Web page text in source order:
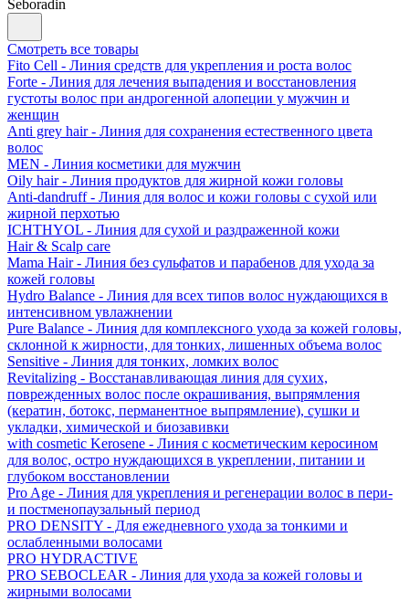
Seboradin
Смотреть все товары
Fito Cell - Линия средств для укрепления и роста волос
Forte - Линия для лечения выпадения и восстановления
густоты волос при андрогенной алопеции у мужчин и
женщин
Anti grey hair - Линия для сохранения естественного цвета
волос
MEN - Линия косметики для мужчин
Oily hair - Линия продуктов для жирной кожи головы
Anti-dandruff - Линия для волос и кожи головы с сухой или
жирной перхотью
ICHTHYOL - Линия для сухой и раздраженной кожи
Hair & Scalp care
Mama Hair - Линия без сульфатов и парабенов для ухода за
кожей головы
Hydro Balance - Линия для всех типов волос нуждающихся в
интенсивном увлажнении
Pure Balance - Линия для комплексного ухода за кожей головы,
склонной к жирности, для тонких, лишенных объема волос
Sensitive - Линия для тонких, ломких волос
Revitalizing - Восстанавливающая линия для сухих,
поврежденных волос после окрашивания, выпрямления
(кератин, ботокс, перманентное выпрямление), сушки и
укладки, химической и биозавивки
with cosmetic Kerosene - Линия с косметическим керосином
для волос, остро нуждающихся в укреплении, питании и
глубоком восстановлении
Pro Age - Линия для укрепления и регенерации волос в пери-
и постменопаузальный период
PRO DENSITY - Для ежедневного ухода за тонкими и
ослабленными волосами
PRO HYDRACTIVE
PRO SEBOCLEAR - Линия для ухода за кожей головы и
жирными волосами